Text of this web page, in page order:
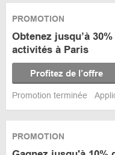
PROMOTION
Obtenez jusqu’à
activités à Paris
Profitez de l’offre
Promotion terminée
PROMOTION